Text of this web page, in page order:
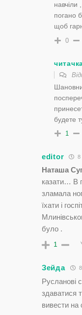
навчіли
погано
щоб
0
будете
1
editor 8
Наташа
казати… В
зламала
їхати і
було .
1
Зейда
Русланові
здаватися
вивести на